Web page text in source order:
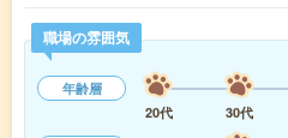
職場の雰囲気
年齢層
20代
30代